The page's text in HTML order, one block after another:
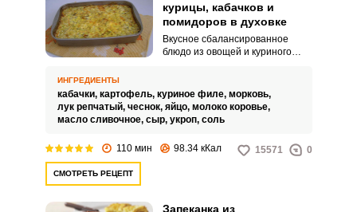
курицы, кабачков и
помидоров в духовке
Вкусное сбалансированное
блюдо из овощей и куриного
из урожая, собранного на
собственном огороде. В нем
сочетается великолепный вкус и
ИНГРЕДИЕНТЫ
кабачки, картофель, куриное филе, морковь,
лук репчатый, чеснок, яйцо, молоко коровье,
масло сливочное, сыр, укроп, соль
110 мин 98.34 кКал 15571 0
СМОТРЕТЬ РЕЦЕПТ
Запеканка из